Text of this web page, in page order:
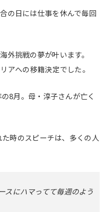
の日には仕事を休んで毎回
外挑戦の夢が叶います。
アへの移籍決定でした。
8月。母・淳子さんが亡く
時のスピーチは、多くの人
スにハマってて毎週のよう